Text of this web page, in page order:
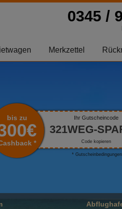
0345 /
Merkzettel
bis zu
*
Ihr Gutscheincode
321WEG-
Code kopieren
* Gutscheinbedingungen